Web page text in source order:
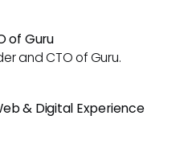
of Guru
and CTO of Guru.
& Digital Experience